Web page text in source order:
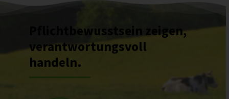
Pflichtbewusstsein zeigen,
verantwortungsvoll
handeln.